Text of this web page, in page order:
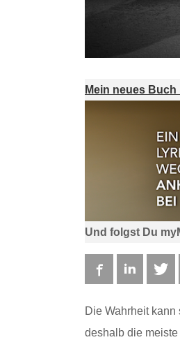
Mein neues Buch
Und folgst Du
FacebookLinkedIn
Die Wahrheit
deshalb die